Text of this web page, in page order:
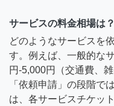
サービスの料金相場は？
どのようなサービスを
す。例えば、一般的な
円-5,000円（交通費、
「依頼申請」の段階で
は、各サービスチケッ